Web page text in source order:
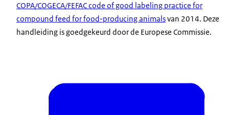
COPA/COGECA/FEFAC code of good labeling practice for
compound feed for food-producing animalsvan 2014. Deze
handleiding is goedgekeurd door de Europese Commissie.